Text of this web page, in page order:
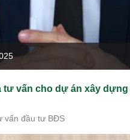
tư vấn cho dự án xây
vấn đầu tư BĐS